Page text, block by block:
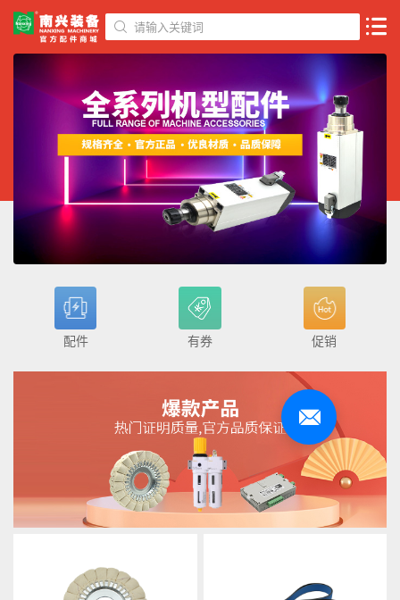
请输入关键词
配件 有券 促销